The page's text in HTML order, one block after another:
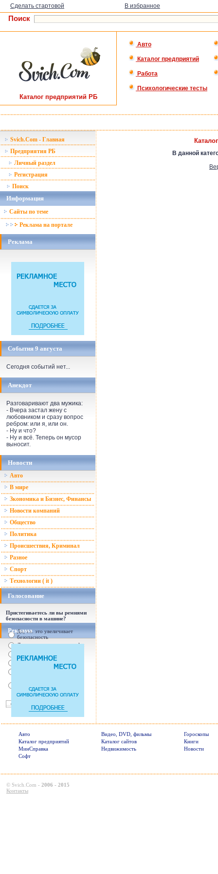
Сделать стартовой В избранное
Поиск
Каталог предприятий РБ
Авто
Каталог предприятий
Работа
Психологические тесты
Svich.Com - Главная
Предприятия РБ
Личный раздел
Регистрация
Поиск
Информация
Сайты по теме
Реклама на портале
Реклама
События 9 августа
Сегодня событий нет...
Анекдот
Разговаривают два мужика:
- Вчера застал жену с
любовником и сразу вопрос
ребром: или я, или он.
- Ну и что?
- Ну и всё. Теперь он мусор
выносит.
Новости
Авто
В мире
Зкономика и Бизнес, Финансы
Новости компаний
Общество
Политика
Происшествия, Криминал
Разное
Спорт
Технологии ( it )
Голосование
Пристегиваетесь ли вы ремнями
безопасности в машине?
Да, т.к. это увеличивает
безопасность
Да, т.к. увеличились штрафы
Нет, с ремнем не удобно
Нет, Я уверен в себе
пристегива
Реклама
В данной
Авто Видео, DVD, фильмы
Гороскопы
Каталог предприятий
Каталог сайтов
Книги
МинСправка
Недвижимость
Новости
Софт
© Svich.Com - 2006 - 2015
Контакты